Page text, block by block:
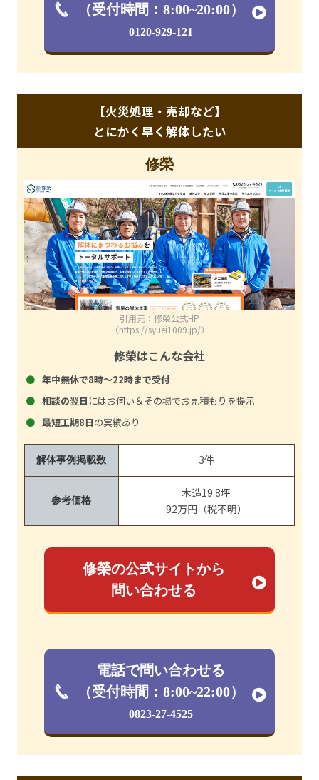
（受付時間：8:00~20:00）
0120-929-121
【火災処理・売却など】
とにかく早く解体したい
修榮
引用元：修榮公式HP
（https://syuei1009.jp/）
修榮はこんな会社
年中無休で8時～22時まで受付
相談の翌日 にはお伺い＆その場でお見積もりを提示
最短工期8日の実績あり
解体事例掲載数 3件
参考価格
木造19.8坪
92万円（税不明）
修榮の公式サイトから
問い合わせる
電話で問い合わせる
（受付時間：8:00~22:00）
0823-27-4525